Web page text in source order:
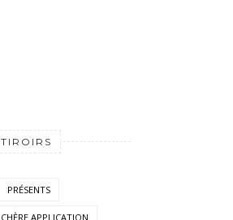
TIROIRS
PRÉSENTS
CHÈRE APPLICATION